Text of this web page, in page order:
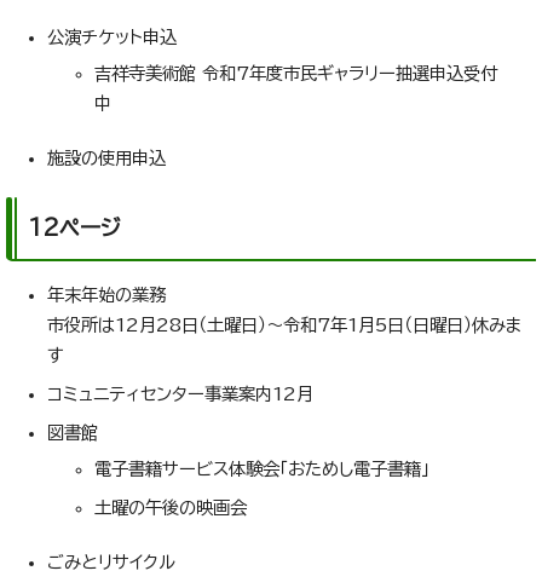
公演チケット申込
吉祥寺美術館 令和7年度市民ギャラリー抽選申込受付
中
施設の使用申込
12ページ
年末年始の業務
市役所は12月28日（土曜日）～令和7年1月5日（日曜日）休みま
す
コミュニティセンター事業案内12月
図書館
電子書籍サービス体験会「おためし電子書籍」
土曜の午後の映画会
ごみとリサイクル